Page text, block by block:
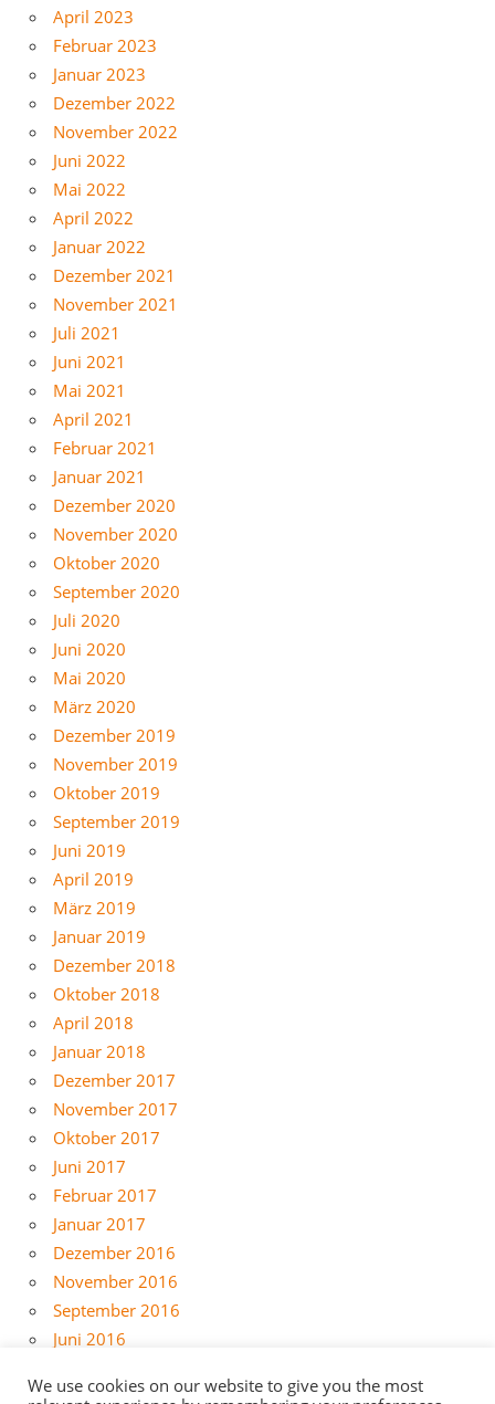
April 2023
Februar 2023
Januar 2023
Dezember 2022
November 2022
Juni 2022
Mai 2022
April 2022
Januar 2022
Dezember 2021
November 2021
Juli 2021
Juni 2021
Mai 2021
April 2021
Februar 2021
Januar 2021
Dezember 2020
November 2020
Oktober 2020
September 2020
Juli 2020
Juni 2020
Mai 2020
März 2020
Dezember 2019
November 2019
Oktober 2019
September 2019
Juni 2019
April 2019
März 2019
Januar 2019
Dezember 2018
Oktober 2018
April 2018
Januar 2018
Dezember 2017
November 2017
Oktober 2017
Juni 2017
Februar 2017
Januar 2017
Dezember 2016
November 2016
September 2016
Juni 2016
April 2016
We use cookies on our website to give you the most